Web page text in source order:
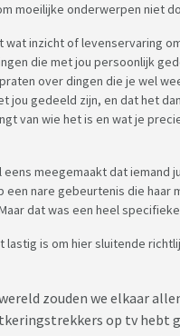
moeilijke onderwerpen niet
wat inzicht of levenservaring
die met jou persoonlijk
over dingen die je wel
jou gedeeld zijn, en dat het
van wie het is en wat je
eens meegemaakt dat iemand
een nare gebeurtenis die haar
dat was een heel
lastig is om hier sluitende
zouden we elkaar
op tv hebt